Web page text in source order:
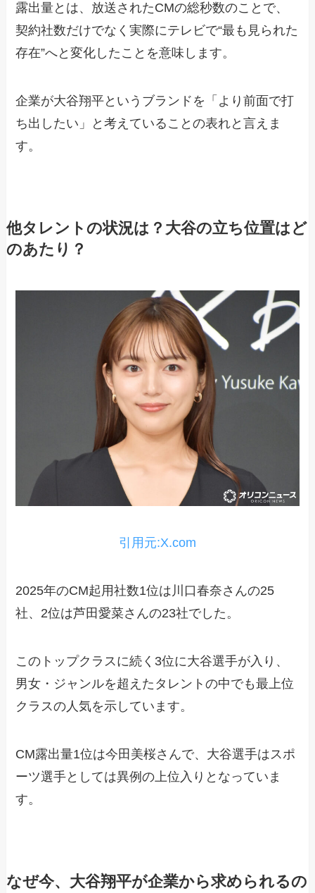
露出量とは、放送されたCMの総秒数のことで、
契約社数だけでなく実際にテレビで“最も見られた
存在”へと変化したことを意味します。
企業が大谷翔平というブランドを「より前面で打
ち出したい」と考えていることの表れと言えま
す。
他タレントの状況は？大谷の立ち位置はど
のあたり？
引用元:X.com
2025年のCM起用社数1位は川口春奈さんの25
社、2位は芦田愛菜さんの23社でした。
このトップクラスに続く3位に大谷選手が入り、
男女・ジャンルを超えたタレントの中でも最上位
クラスの人気を示しています。
CM露出量1位は今田美桜さんで、大谷選手はスポ
ーツ選手としては異例の上位入りとなっていま
す。
なぜ今、大谷翔平が企業から求められるの